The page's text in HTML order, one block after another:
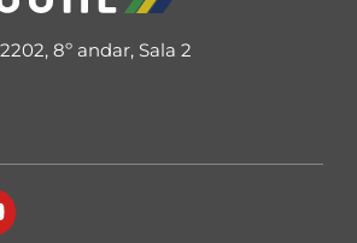
8º andar, Sala 2